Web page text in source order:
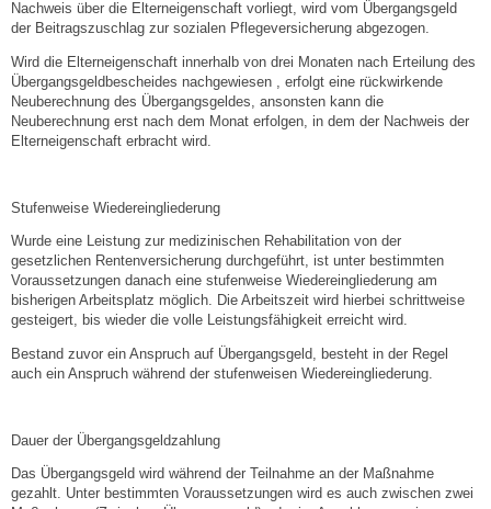
Leben
Bauen & Wohnen
NETZMonitor
Bodenrichtwerte
Bezirksschornsteinfeger
Laufende beschränkte Ausschreibungen
Bebauungspläne
Förderprogramm Balkonkraftwerk
Nachweis über die Elterneigenschaft vorliegt, wird vom Übergangsgeld
der Beitragszuschlag zur sozialen Pflegeversicherung abgezogen.
Wird die Elterneigenschaft innerhalb von drei Monaten nach Erteilung des
Übergangsgeldbescheides nachgewiesen , erfolgt eine rückwirkende
Neuberechnung des Übergangsgeldes, ansonsten kann die
Neuberechnung erst nach dem Monat erfolgen, in dem der Nachweis der
Elterneigenschaft erbracht wird.
Stufenweise Wiedereingliederung
Wurde eine Leistung zur medizinischen Rehabilitation von der
gesetzlichen Rentenversicherung durchgeführt, ist unter bestimmten
Voraussetzungen danach eine stufenweise Wiedereingliederung am
bisherigen Arbeitsplatz möglich. Die Arbeitszeit wird hierbei schrittweise
gesteigert, bis wieder die volle Leistungsfähigkeit erreicht wird.
Bestand zuvor ein Anspruch auf Übergangsgeld, besteht in der Regel
auch ein Anspruch während der stufenweisen Wiedereingliederung.
Dauer der Übergangsgeldzahlung
Das Übergangsgeld wird während der Teilnahme an der Maßnahme
gezahlt. Unter bestimmten Voraussetzungen wird es auch zwischen zwei